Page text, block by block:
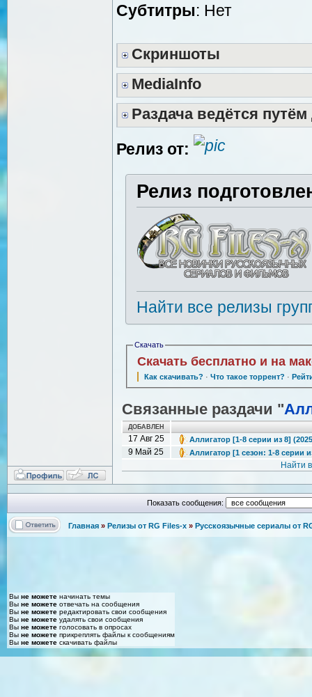
Субтитры: Нет
Скриншоты
MediaInfo
Раздача ведётся
Релиз от:
Релиз
Найти все релизы
Скачать
Скачать бесплатно и на
Как скачивать? · Что такое торрент? ·
Связанные раздачи "
ДОБАВЛЕН
17 Авг 25 Аллигатор [1-8 серии из 8]
9 Май 25 Аллигатор [1 сезон: 1-8 серии
Найти
Показать сообщения:
Главная » Релизы от RG Files-x » Русскоязычные сериалы от
Вы не можете начинать темы
Вы не можете отвечать на сообщения
Вы не можете редактировать свои сообщения
Вы не можете удалять свои сообщения
Вы не можете голосовать в опросах
Вы не можете прикреплять файлы к сообщениям
Вы не можете скачивать файлы